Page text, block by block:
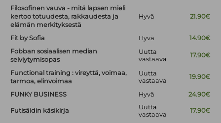
Filosofinen vauva - mitä lapsen mieli
kertoo totuudesta, rakkaudesta ja
elämän merkityksestä
Hyvä 21.90€
Fit by Sofia Hyvä
14.90€
Fobban sosiaalisen median
selviytymisopas
Uutta
vastaava
17.90€
Functional training : vireyttä, voimaa,
tarmoa, elinvoimaa
Uutta
vastaava
19.90€
FUNKY BUSINESS Hyvä 24.90€
Futisäidin käsikirja
Uutta
vastaava
17.90€